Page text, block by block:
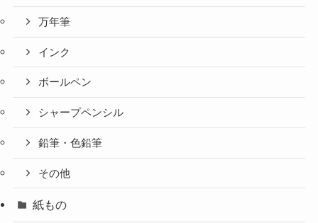
万年筆
インク
ボールペン
シャープペンシル
鉛筆・色鉛筆
その他
紙もの